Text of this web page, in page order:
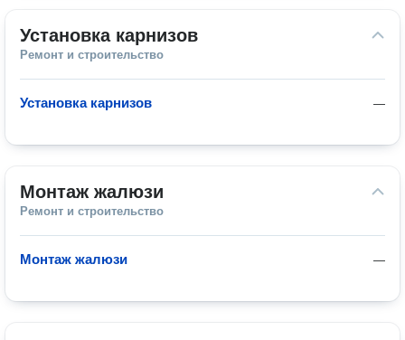
Установка карнизов
Ремонт и строительство
—
Установка карнизов
Монтаж жалюзи
Ремонт и строительство
—
Монтаж жалюзи